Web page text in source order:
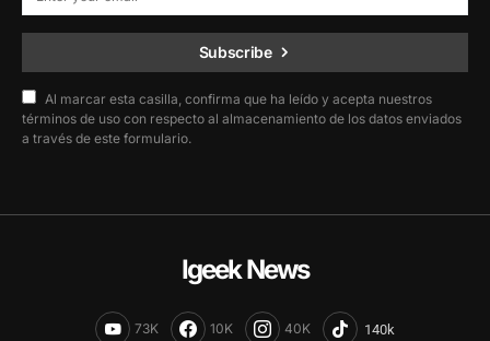
Subscribe
Al marcar esta casilla, confirma que ha leído y acepta nuestros
términos de uso con respecto al almacenamiento de los datos enviados
a través de este formulario.
Igeek News
73K 10K 40K